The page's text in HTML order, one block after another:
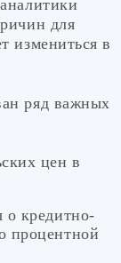
для
измениться в
ряд важных
цен в
кредитно-
процентной